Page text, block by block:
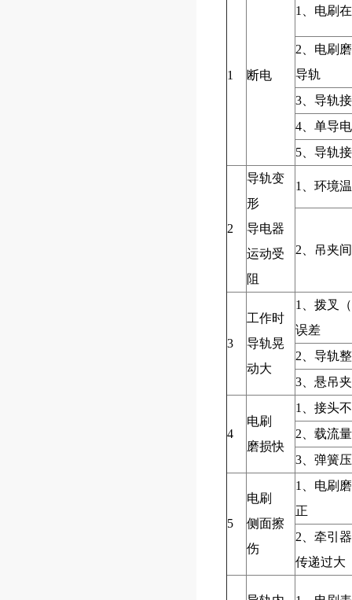
1 断电
1、电刷
2、电刷
导轨
3、导轨
4、单导
5、导轨
2
导轨变
形
导电器
运动受
阻
1、环境
2、吊夹
3
工作时
导轨晃
动大
1、拨叉
误差
2、导轨
3、悬吊
4
电刷
磨损快
1、接头
2、载流
3、弹簧
5
电刷
侧面擦
伤
1、电刷
正
2、牵引
传递过大